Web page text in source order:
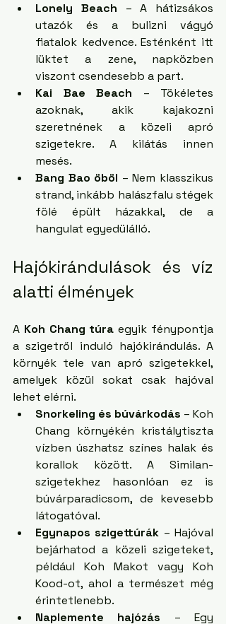
Lonely Beach – A hátizsákos
utazók és a bulizni vágyó
fiatalok kedvence. Esténként itt
lüktet a zene, napközben
viszont csendesebb a part.
Kai Bae Beach – Tökéletes
azoknak, akik kajakozni
szeretnének a közeli apró
szigetekre. A kilátás innen
mesés.
Bang Bao öböl – Nem klasszikus
strand, inkább halászfalu stégek
fölé épült házakkal, de a
hangulat egyedülálló.
Hajókirándulások és víz
alatti élmények
A Koh Chang túra egyik fénypontja
a szigetről induló hajókirándulás. A
környék tele van apró szigetekkel,
amelyek közül sokat csak hajóval
lehet elérni.
Snorkeling és búvárkodás – Koh
Chang környékén kristálytiszta
vízben úszhatsz színes halak és
korallok között. A Similan-
szigetekhez hasonlóan ez is
búvárparadicsom, de kevesebb
látogatóval.
Egynapos szigettúrák – Hajóval
bejárhatod a közeli szigeteket,
például Koh Makot vagy Koh
Kood-ot, ahol a természet még
érintetlenebb.
Naplemente hajózás – Egy